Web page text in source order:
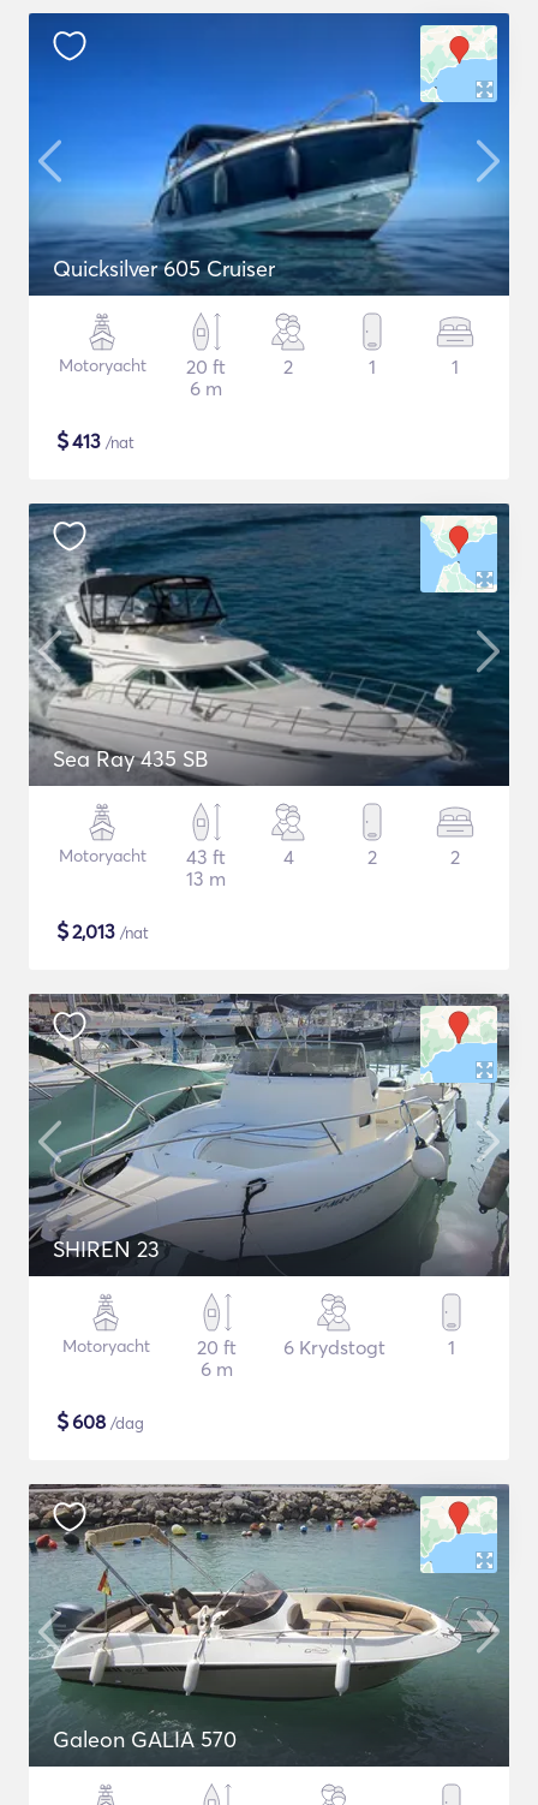
Quicksilver 605 Cruiser
Motoryacht
20 ft
6 m
2 1 1
$413 /nat
Sea Ray 435 SB
Motoryacht
43 ft
13 m
4 2 2
$2,013 /nat
SHIREN 23
Motoryacht
20 ft
6 m
6 Krydstogt 1
$608 /dag
Galeon GALIA 570